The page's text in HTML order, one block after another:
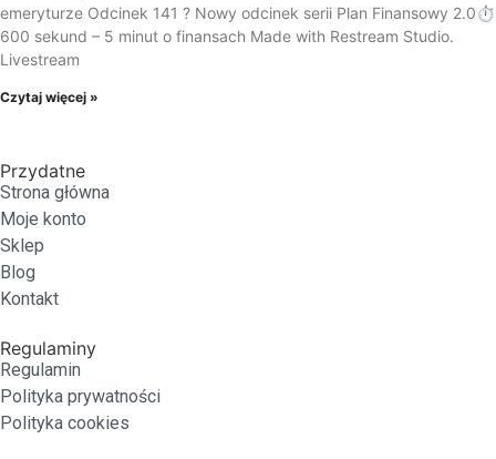
emeryturze Odcinek 141 ? Nowy odcinek serii Plan Finansowy 2.0⏱️
600 sekund – 5 minut o finansach Made with Restream Studio.
Livestream
Czytaj więcej »
Przydatne
Strona główna
Moje konto
Sklep
Blog
Kontakt
Regulaminy
Regulamin
Polityka prywatności
Polityka cookies